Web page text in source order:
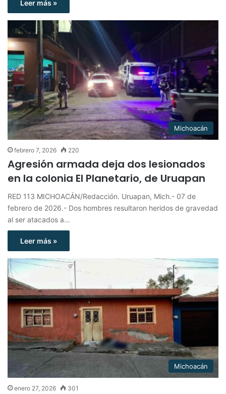
Leer más »
Michoacán
febrero 7, 2026 220
Agresión armada deja dos lesionados
en la colonia El Planetario, de Uruapan
RED 113 MICHOACÁN/Redacción. Uruapan, Mich.- 07 de
febrero de 2026.- Dos hombres resultaron heridos de gravedad
al ser atacados a…
Leer más »
Michoacán
enero 27, 2026 301